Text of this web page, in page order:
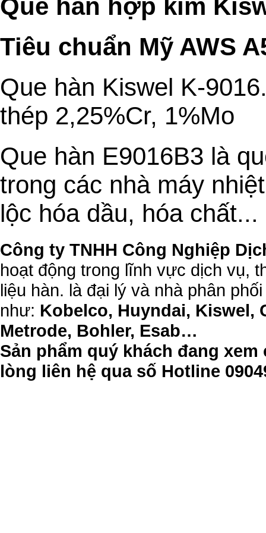
Que hàn hợp kim
Tiêu chuẩn Mỹ AWS
Que hàn Kiswel K-
thép 2,25%Cr, 1%Mo
Que hàn E9016B3 là
trong các nhà máy
lộc hóa dầu, hóa chất...
Công ty TNHH Công Nghiệp
hoạt động trong lĩnh vực dịch vụ,
liệu hàn. là đại lý và nhà phân
như: Kobelco, Huyndai, Kiswel,
Metrode, Bohler, Esab…
Sản phẩm quý khách đang
lòng liên hệ qua số Hotline